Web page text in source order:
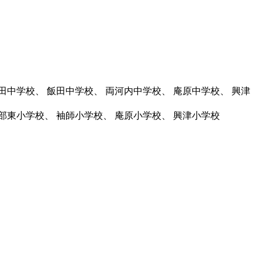
学校、 飯田中学校、 両河内中学校、 庵原中学校、 興津
東小学校、 袖師小学校、 庵原小学校、 興津小学校